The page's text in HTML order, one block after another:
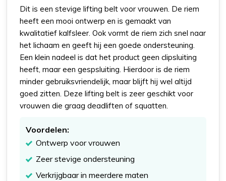
Dit is een stevige lifting belt voor vrouwen. De riem
heeft een mooi ontwerp en is gemaakt van
kwalitatief kalfsleer. Ook vormt de riem zich snel naar
het lichaam en geeft hij een goede ondersteuning.
Een klein nadeel is dat het product geen clipsluiting
heeft, maar een gespsluiting. Hierdoor is de riem
minder gebruiksvriendelijk, maar blijft hij wel altijd
goed zitten. Deze lifting belt is zeer geschikt voor
vrouwen die graag deadliften of squatten.
Voordelen:
Ontwerp voor vrouwen
Zeer stevige ondersteuning
Verkrijgbaar in meerdere maten